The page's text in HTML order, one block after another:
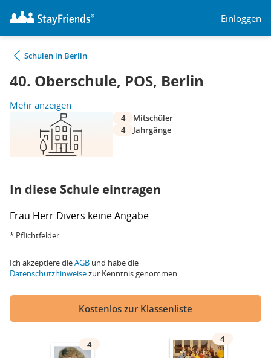
Einloggen
Schulen in Berlin
40. Oberschule, POS, Berlin
Mehr anzeigen
4
Mitschüler
4
Jahrgänge
In diese Schule eintragen
Frau Herr Divers keine Angabe
* Pflichtfelder
Ich akzeptiere dieAGB und habe die
Datenschutzhinweisezur Kenntnis genommen.
Kostenlos zur Klassenliste
4 4